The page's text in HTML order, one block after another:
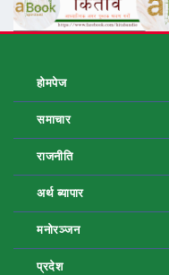
होमपेज
समाचार
राजनीति
अर्थ ब्यापार
मनोरञ्जन
प्रदेश